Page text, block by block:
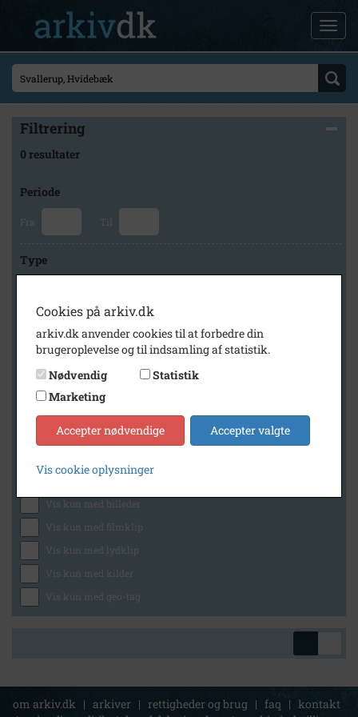
Filtrering
0 resultater
Periode
Fra Til
Type
Arkiv
Kalundborg Lokalarkiv
Generelt
Vis kun med billeder
Vis kun med filmklip
Vis kun med lydklip
Vis kun med kilder
Vis kun med geo-tag
om arkiv.dk | arkiver | rettigheder og brug | faq | kontakt
Cookies på arkiv.dk
arkiv.dk anvender cookies til at forbedre din
brugeroplevelse og til indsamling af statistik.
Nødvendig
Statistik
Marketing
Accepter nødvendige Accepter valgte
Vis cookie oplysninger